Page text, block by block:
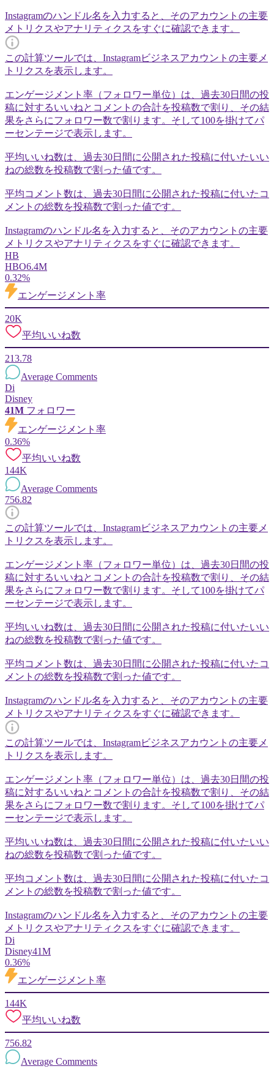
Instagramのハンドル名を入力すると、そのアカウントの主要
メトリクスやアナリティクスをすぐに確認できます。
この計算ツールでは、Instagramビジネスアカウントの主要メ
トリクスを表示します。
エンゲージメント率（フォロワー単位）は、過去30日間の投
稿に対するいいねとコメントの合計を投稿数で割り、その結
果をさらにフォロワー数で割ります。そして100を掛けてパ
ーセンテージで表示します。
平均いいね数は、過去30日間に公開された投稿に付いたいい
ねの総数を投稿数で割った値です。
平均コメント数は、過去30日間に公開された投稿に付いたコ
メントの総数を投稿数で割った値です。
Instagramのハンドル名を入力すると、そのアカウントの主要
メトリクスやアナリティクスをすぐに確認できます。
HB
HBO6.4M
0.32%
エンゲージメント率
20K
平均いいね数
213.78
Average Comments
Di
Disney
41M フォロワー
エンゲージメント率
0.36%
平均いいね数
144K
Average Comments
756.82
この計算ツールでは、Instagramビジネスアカウントの主要メ
トリクスを表示します。
エンゲージメント率（フォロワー単位）は、過去30日間の投
稿に対するいいねとコメントの合計を投稿数で割り、その結
果をさらにフォロワー数で割ります。そして100を掛けてパ
ーセンテージで表示します。
平均いいね数は、過去30日間に公開された投稿に付いたいい
ねの総数を投稿数で割った値です。
平均コメント数は、過去30日間に公開された投稿に付いたコ
メントの総数を投稿数で割った値です。
Instagramのハンドル名を入力すると、そのアカウントの主要
メトリクスやアナリティクスをすぐに確認できます。
この計算ツールでは、Instagramビジネスアカウントの主要メ
トリクスを表示します。
エンゲージメント率（フォロワー単位）は、過去30日間の投
稿に対するいいねとコメントの合計を投稿数で割り、その結
果をさらにフォロワー数で割ります。そして100を掛けてパ
ーセンテージで表示します。
平均いいね数は、過去30日間に公開された投稿に付いたいい
ねの総数を投稿数で割った値です。
平均コメント数は、過去30日間に公開された投稿に付いたコ
メントの総数を投稿数で割った値です。
Instagramのハンドル名を入力すると、そのアカウントの主要
メトリクスやアナリティクスをすぐに確認できます。
Di
Disney41M
0.36%
エンゲージメント率
144K
平均いいね数
756.82
Average Comments